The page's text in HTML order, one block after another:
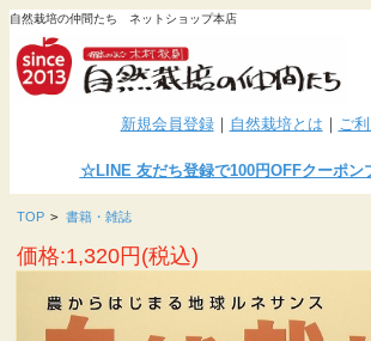
自然栽培の仲間たち ネットショップ本店
新規会員登録｜ 自然栽培とは ｜ ご
☆LINE友だち登録で100円OFFクーポン
TOP > 書籍・雑誌
価格:1,320円(税込)